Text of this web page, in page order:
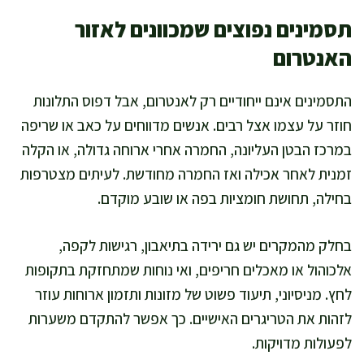
תסמינים נפוצים שמכוונים לאזור
האנטרום
התסמינים אינם ייחודיים רק לאנטרום, אבל דפוס התלונות
חוזר על עצמו אצל רבים. אנשים מדווחים על כאב או שריפה
במרכז הבטן העליונה, החמרה אחרי ארוחה גדולה, או הקלה
זמנית לאחר אכילה ואז החמרה מחודשת. לעיתים מצטרפות
בחילה, תחושת חומציות בפה או שובע מוקדם.
בחלק מהמקרים יש גם ירידה בתיאבון, רגישות לקפה,
אלכוהול או מאכלים חריפים, ואי נוחות שמתחזקת בתקופות
לחץ. מניסיוני, תיעוד פשוט של מזונות ותזמון ארוחות עוזר
לזהות את הטריגרים האישיים. כך אפשר להתקדם משערות
לפעולות מדויקות.